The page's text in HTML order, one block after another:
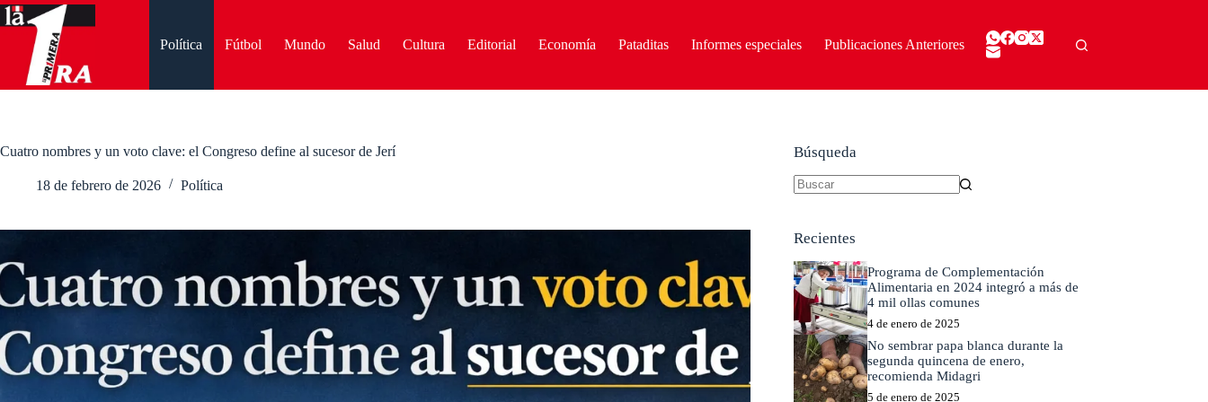
Saltar
al
contenido
Política Fútbol Mundo Salud Cultura Editorial Economía Pataditas Informes especiales Publicaciones Anteriores
Cuatro nombres y un voto clave: el Congreso define al sucesor de Jerí
18 de febrero de 2026 Política
Búsqueda
Recientes
Programa de Complementación
Alimentaria en 2024 integró a más de
4 mil ollas comunes
4 de enero de 2025
No sembrar papa blanca durante la
segunda quincena de enero,
recomienda Midagri
5 de enero de 2025